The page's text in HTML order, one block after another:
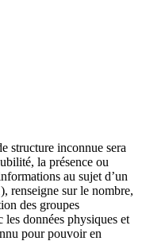
structure inconnue sera
la présence ou
au sujet d’un
renseigne sur le nombre,
des groupes
données physiques et
pour pouvoir en